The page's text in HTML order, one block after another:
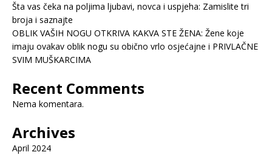
Šta vas čeka na poljima ljubavi, novca i uspjeha: Zamislite tri
broja i saznajte
OBLIK VAŠIH NOGU OTKRIVA KAKVA STE ŽENA: Žene koje
imaju ovakav oblik nogu su obično vrlo osjećajne i PRIVLAČNE
SVIM MUŠKARCIMA
Recent Comments
Nema komentara.
Archives
April 2024